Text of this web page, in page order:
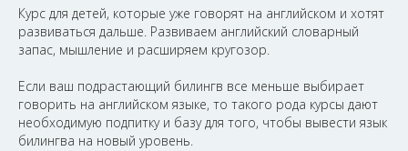
Курс для детей, которые уже говорят на английском и хотят
развиваться дальше. Развиваем английский словарный
запас, мышление и расширяем кругозор.
Если ваш подрастающий билингв все меньше выбирает
говорить на английском языке, то такого рода курсы дают
необходимую подпитку и базу для того, чтобы вывести язык
билингва на новый уровень.